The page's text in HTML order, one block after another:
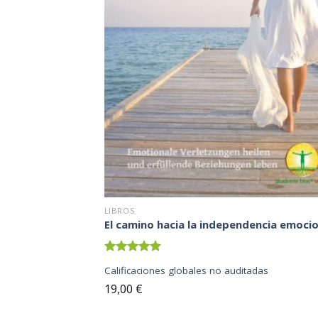
LIBROS
El camino hacia la independencia
en4.90de
5
Calificaciones globales no auditadas
19,00 €